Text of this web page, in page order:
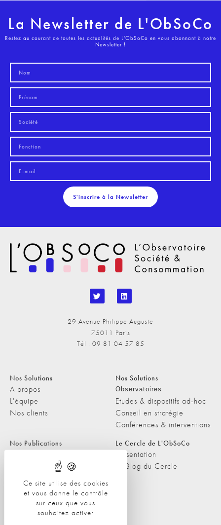
Ce site utilise des cookies
et vous donne le contrôle
sur ceux que vous
souhaitez activer
La Newsletter de L'ObSoCo
Restez au courant de toutes les actualités de L'ObSoCo en vous abonnant à notre
Newsletter !
S'inscrire à la Newsletter
29 Avenue Philippe Auguste
75011 Paris
Tél : 09 81 04 57 85
Nos Solutions
A propos
L'équipe
Nos clients
Nos Solutions
Observatoires
Etudes & dispositifs ad-hoc
Conseil en stratégie
Conférences & interventions
Nos Publications
Les Podcasts de L'ObSoCo
L'ObSoCo dans les médias
Le Cercle de L'ObSoCo
Présentation
Le Blog du Cercle
Contacts
Nous contacter